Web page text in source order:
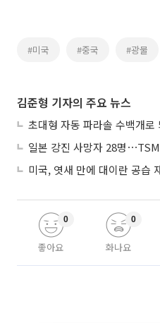
#미국 #중국 #광물
김준형 기자의 주요 뉴스
미국, 엿새 만에 대이란 공습
좋아요
0
화나요
0